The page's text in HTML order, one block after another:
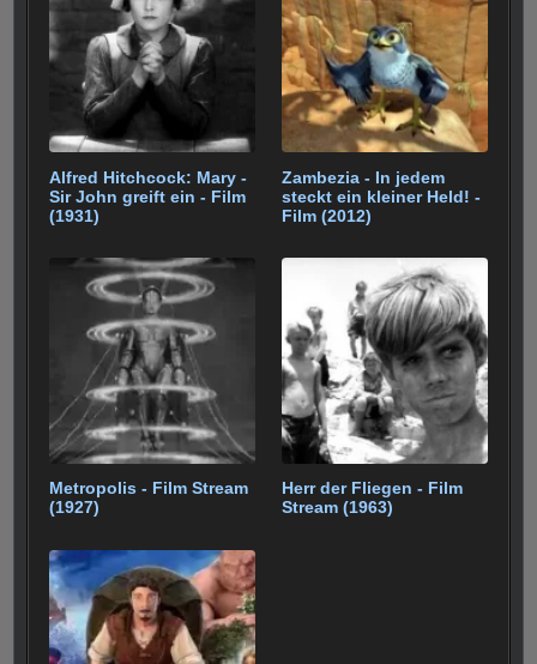
Alfred Hitchcock: Mary -
Sir John greift ein - Film
(1931)
Zambezia - In jedem
steckt ein kleiner Held! -
Film (2012)
Metropolis - Film Stream
(1927)
Herr der Fliegen - Film
Stream (1963)